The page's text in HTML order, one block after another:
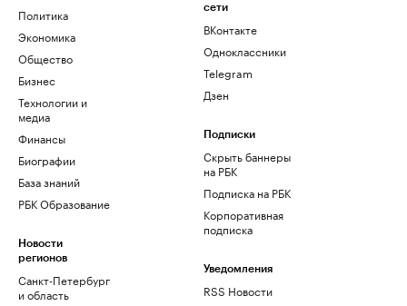
Политика
Экономика
Общество
Бизнес
Технологии и
медиа
Финансы
Биографии
База знаний
РБК Образование
Новости
регионов
Санкт-Петербург
и область
сети
ВКонтакте
Одноклассники
Telegram
Дзен
Подписки
Скрыть баннеры
на РБК
Подписка на РБК
Корпоративная
подписка
Уведомления
RSS Новости